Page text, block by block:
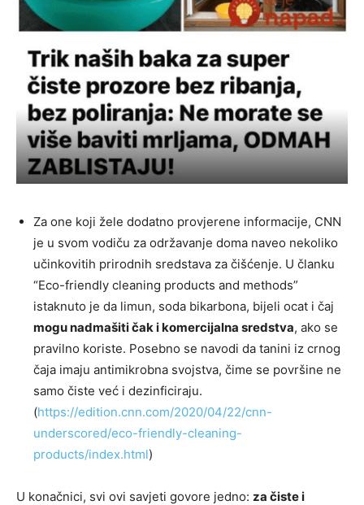
Za one koji žele dodatno provjerene informacije, CNN
je u svom vodiču za održavanje doma naveo nekoliko
učinkovitih prirodnih sredstava za čišćenje. U članku
“Eco-friendly cleaning products and methods”
istaknuto je da limun, soda bikarbona, bijeli ocat i čaj
mogu nadmašiti čak i komercijalna sredstva, ako se
pravilno koriste. Posebno se navodi da tanini iz crnog
čaja imaju antimikrobna svojstva, čime se površine ne
samo čiste već i dezinficiraju.
(https://edition.cnn.com/2020/04/22/cnn-
underscored/eco-friendly-cleaning-
products/index.html)
U konačnici, svi ovi savjeti govore jedno: za čiste i